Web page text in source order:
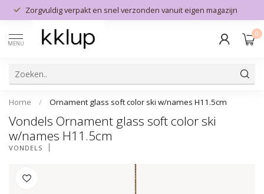
Zorgvuldig verpakt en snel verzonden vanuit eigen magazijn
MENU
0
Home / Ornament glass soft color ski w/names H11.5cm
Vondels Ornament glass soft color ski
w/names H11.5cm
VONDELS